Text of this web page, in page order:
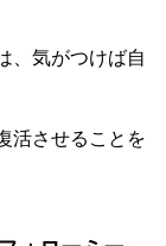
、気がつけば自
活させることを